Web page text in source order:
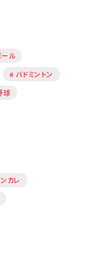
ル
バドミントン
球
カレ